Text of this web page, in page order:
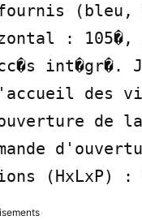
(bleu,
:
int�gr�.
des
de
(HxLxP) :